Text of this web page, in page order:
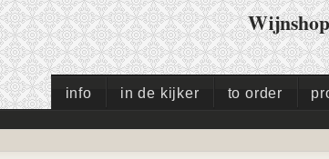
info in de kijker to order